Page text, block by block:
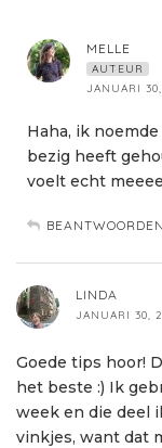
MELLE
AUTEUR
JANUARI
Haha, ik
bezig heeft
voelt echt
BEANTWOORDEN
LINDA
JANUARI 30,
Goede tips hoor!
het beste :) Ik
week en die deel
vinkjes, want dat